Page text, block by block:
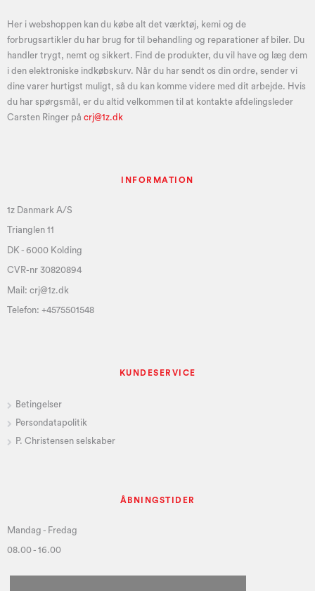
Her i webshoppen kan du købe alt det værktøj, kemi og de
forbrugsartikler du har brug for til behandling og reparationer af biler. Du
handler trygt, nemt og sikkert. Find de produkter, du vil have og læg dem
i den elektroniske indkøbskurv. Når du har sendt os din ordre, sender vi
dine varer hurtigst muligt, så du kan komme videre med dit arbejde. Hvis
du har spørgsmål, er du altid velkommen til at kontakte afdelingsleder
Carsten Ringer på crj@1z.dk
INFORMATION
1z Danmark A/S
Trianglen 11
DK - 6000 Kolding
CVR-nr 30820894
Mail: crj@1z.dk
Telefon: +4575501548
KUNDESERVICE
Betingelser
Persondatapolitik
P. Christensen selskaber
ÅBNINGSTIDER
Mandag - Fredag
08.00 - 16.00